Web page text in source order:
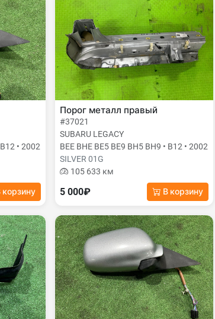
• 2002
корзину
Порог металл правый
#37021
SUBARU LEGACY
BEE BHE BE5 BE9 BH5 BH9 • B12 • 2002
SILVER 01G
105 633 км
5 000₽ В корзину